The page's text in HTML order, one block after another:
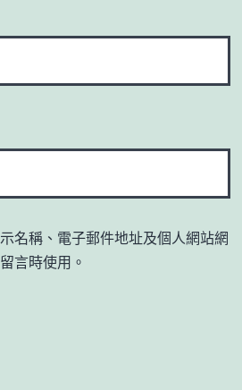
名稱、電子郵件地址及個人網站網
言時使用。